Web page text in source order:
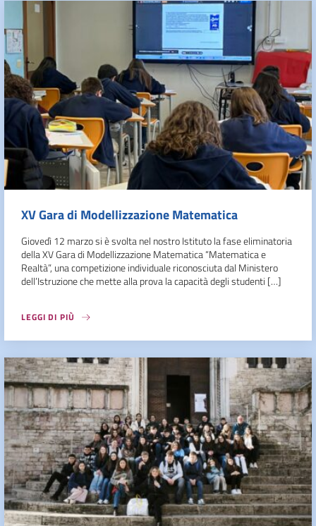
XV Gara di Modellizzazione Matematica
Giovedì 12 marzo si è svolta nel nostro Istituto la fase eliminatoria
della XV Gara di Modellizzazione Matematica “Matematica e
Realtà”, una competizione individuale riconosciuta dal Ministero
dell’Istruzione che mette alla prova la capacità degli studenti […]
LEGGI DI PIÙ